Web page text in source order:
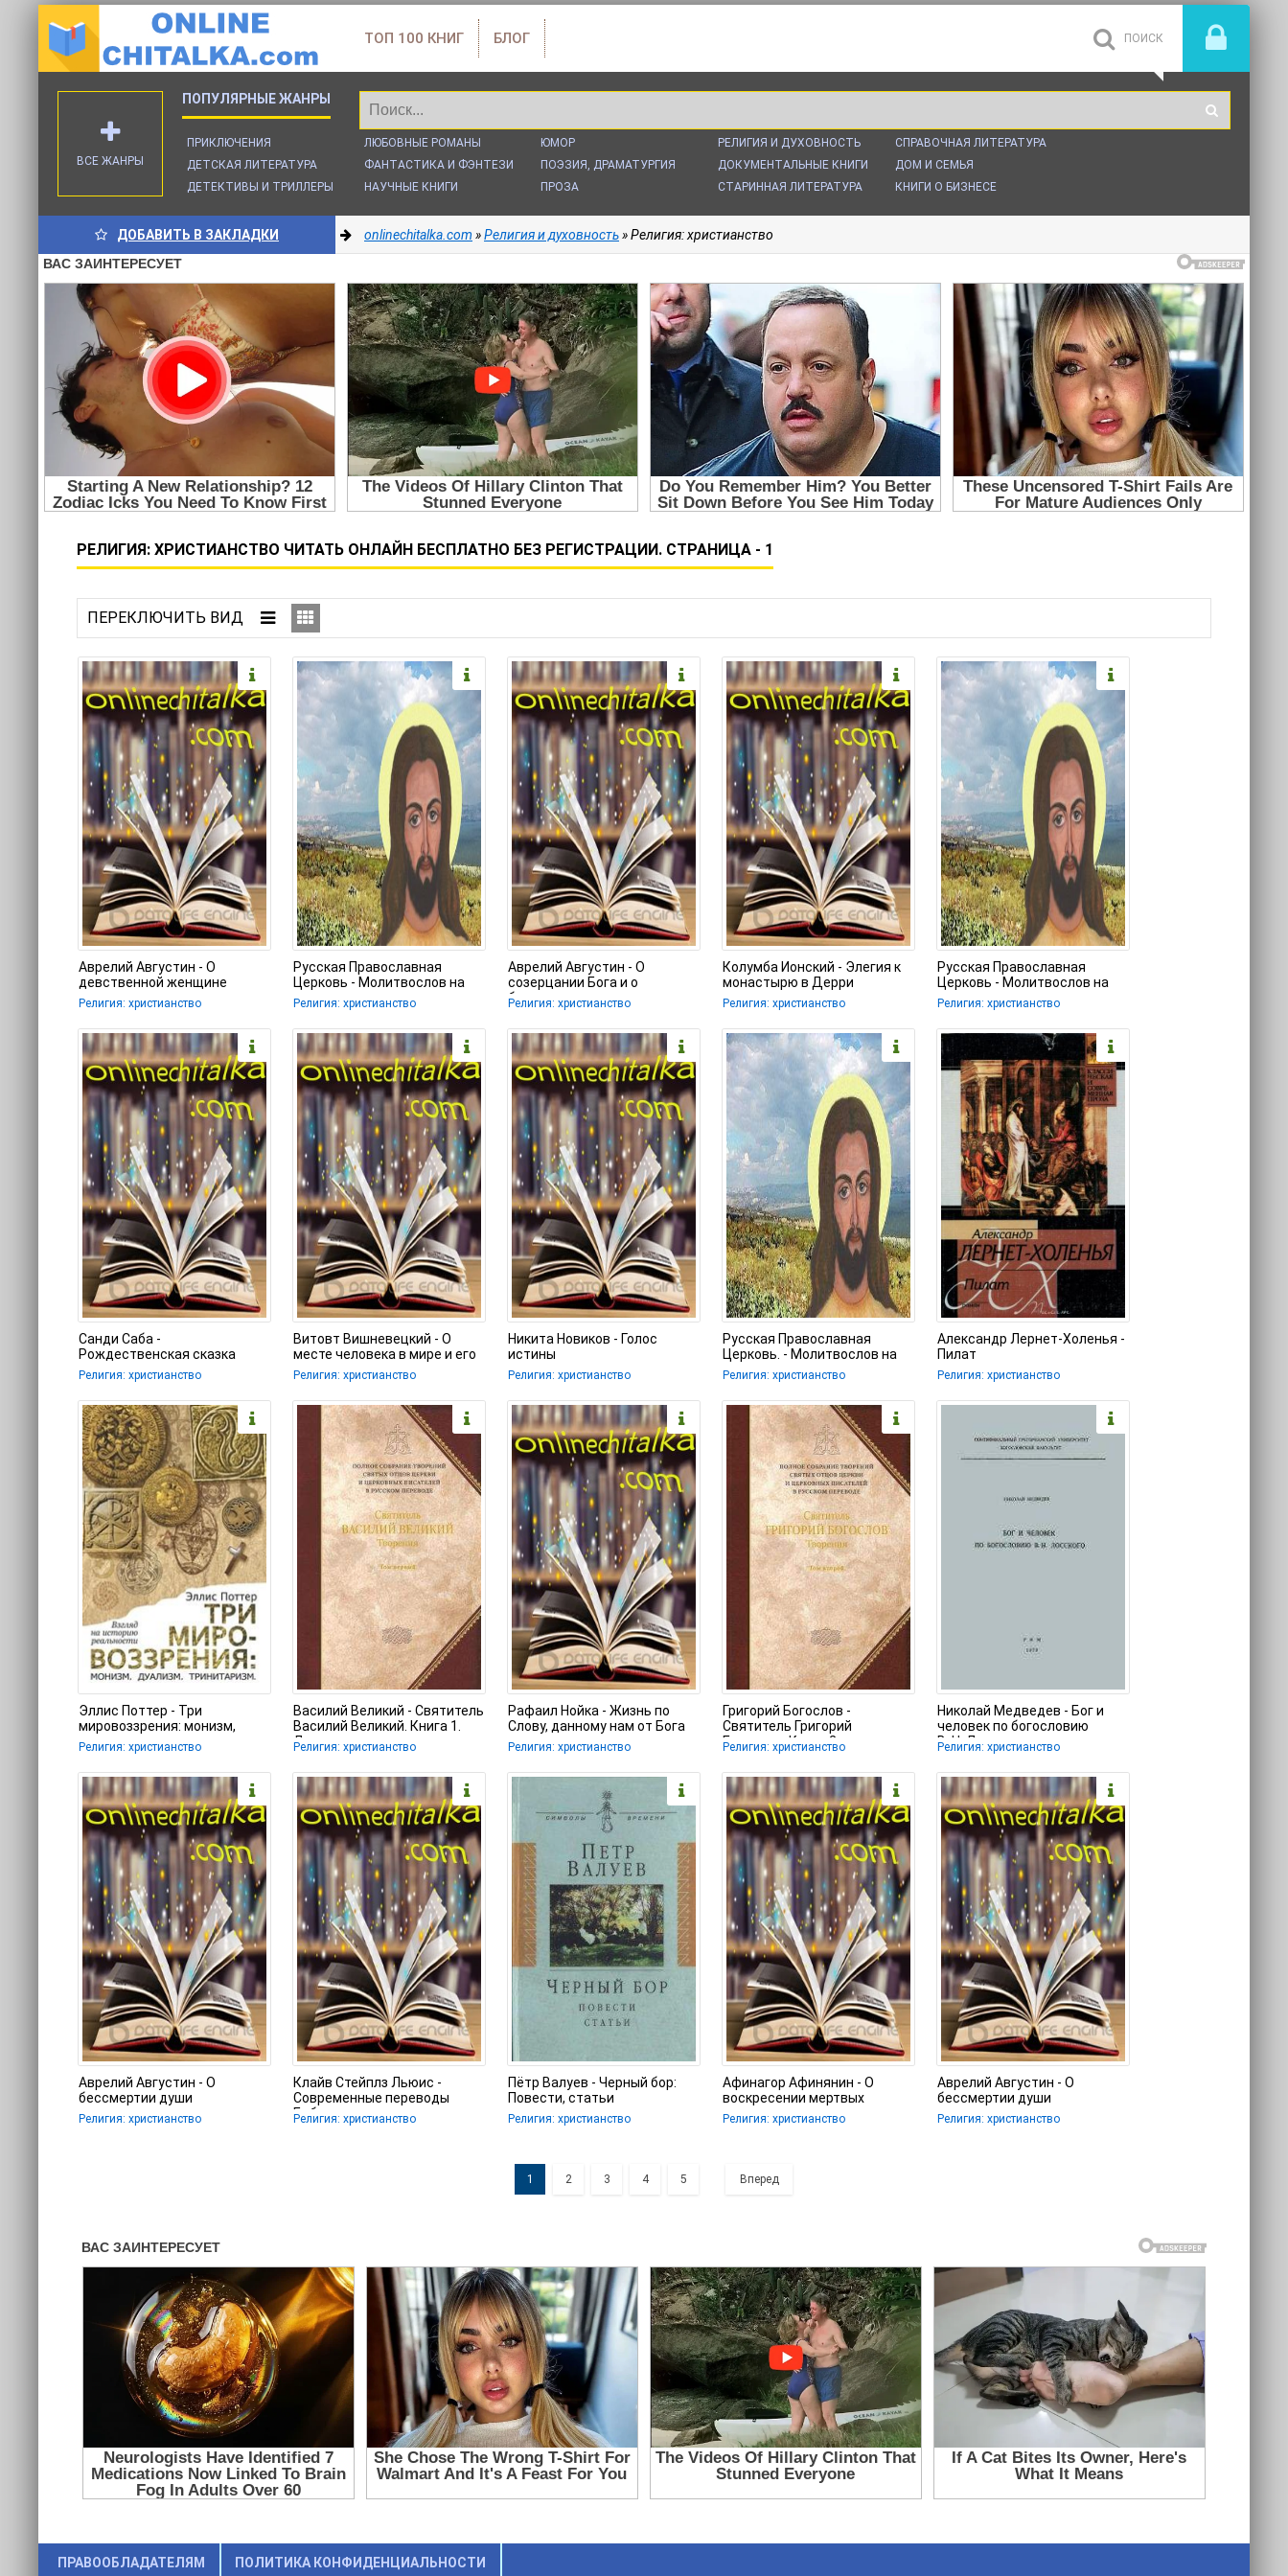
ТОП 100 КНИГ БЛОГ
ПРИКЛЮЧЕНИЯ
ДЕТСКАЯ ЛИТЕРАТУРА
ДЕТЕКТИВЫ И ТРИЛЛЕРЫ
ЛЮБОВНЫЕ РОМАНЫ
ФАНТАСТИКА И ФЭНТЕЗИ
НАУЧНЫЕ КНИГИ
ЮМОР
ПОЭЗИЯ, ДРАМАТУРГИЯ
ПРОЗА
РЕЛИГИЯ И ДУХОВНОСТЬ
ДОКУМЕНТАЛЬНЫЕ КНИГИ
СТАРИННАЯ ЛИТЕРАТУРА
СПРАВОЧНАЯ ЛИТЕРАТУРА
ДОМ И СЕМЬЯ
КНИГИ О БИЗНЕСЕ
ВСЕ ЖАНРЫ
ДОБАВИТЬ В ЗАКЛАДКИ onlinechitalka.com »Религия и духовность» Религия: христианство
РЕЛИГИЯ: ХРИСТИАНСТВО ЧИТАТЬ ОНЛАЙН БЕСПЛАТНО БЕЗ РЕГИСТРАЦИИ. СТРАНИЦА - 1
Аврелий Августин - О
девственной женщине
Религия: христианство
Русская Православная
Церковь - Молитвослов на
русском языке
Религия: христианство
Аврелий Августин - О
созерцании Бога и о
блаженстве
Религия: христианство
Колумба Ионский - Элегия к
монастырю в Дерри
Религия: христианство
Русская Православная
Церковь - Молитвослов на
русском языке
Религия: христианство
Санди Саба -
Рождественская сказка
Религия: христианство
Витовт Вишневецкий - О
месте человека в мире и его
роли в творении и
разрушении
Религия: христианство
Никита Новиков - Голос
истины
Религия: христианство
Русская Православная
Церковь. - Молитвослов на
русском языке
Религия: христианство
Александр Лернет-Холенья -
Пилат
Религия: христианство
Эллис Поттер - Три
мировоззрения: монизм,
дуализм, тринитаризм.
Взгляд на
Религия: христианство
Василий Великий - Святитель
Василий Великий. Книга 1.
Догматико-полемические
Религия: христианство
Рафаил Нойка - Жизнь по
Слову, данному нам от Бога
Религия: христианство
Григорий Богослов -
Святитель Григорий
Богослов. Книга 2.
Стихотворения.
Религия: христианство
Николай Медведев - Бог и
человек по богословию
В. Н. Лосского
Религия: христианство
Аврелий Августин - О
бессмертии души
Религия: христианство
Клайв Стейплз Льюис -
Современные переводы
Библии
Религия: христианство
Пётр Валуев - Черный бор:
Повести, статьи
Религия: христианство
Афинагор Афинянин - О
воскресении мертвых
Религия: христианство
Аврелий Августин - О
бессмертии души
Религия: христианство
1 2 3 4 5 Вперед
ПРАВООБЛАДАТЕЛЯМ ПОЛИТИКА КОНФИДЕНЦИАЛЬНОСТИ